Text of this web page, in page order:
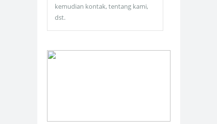
kemudian kontak, tentang kami,
dst.